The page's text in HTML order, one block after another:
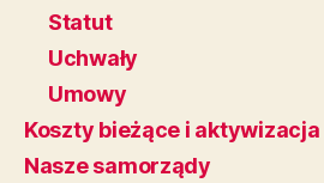
Statut
Uchwały
Umowy
Koszty bieżące i aktywizacja
Nasze samorządy